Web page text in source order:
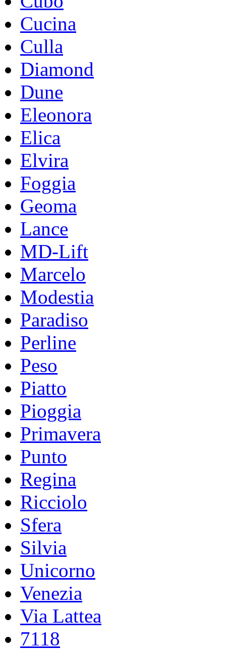
Cucina
Culla
Diamond
Dune
Eleonora
Elica
Elvira
Foggia
Geoma
Lance
MD-Lift
Marcelo
Modestia
Paradiso
Perline
Peso
Piatto
Pioggia
Primavera
Punto
Regina
Ricciolo
Sfera
Silvia
Unicorno
Venezia
Via Lattea
7118